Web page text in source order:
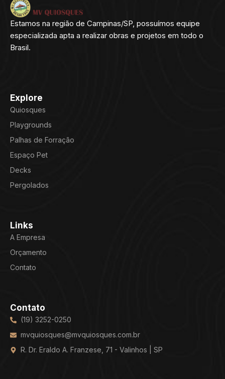
Estamos na região de Campinas/SP, possuímos equipe
especializada apta a realizar obras e projetos em todo o
Brasil.
Explore
Quiosques
Playgrounds
Palhas de Forração
Espaço Pet
Decks
Pergolados
Links
A Empresa
Orçamento
Contato
Contato
(19) 3252-0250
mvquiosques@mvquiosques.com.br
R. Dr. Eraldo A. Franzese, 71 - Valinhos | SP